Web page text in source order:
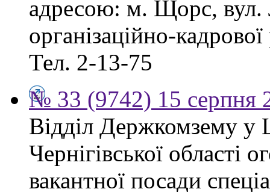
адресою: м. Щорс, вул.
організаційно-
Тел. 2-13-75
№ 33 (9742) 15 серпня
Відділ Держкомзему у
Чернігівської області
вакантної посади